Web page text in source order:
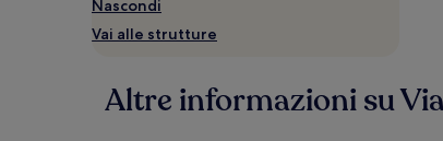
Prezzi
e
cambiare.
Potrebbero
Nascondi
Vai alle strutture
Altre informazioni su